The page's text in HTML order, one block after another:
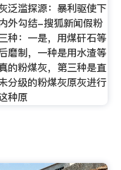
泛滥探源：暴利驱使下
外勾结-搜狐新闻假粉
种：一是，用煤矸石等
磨制，一种是用水渣等
的粉煤灰，第三种是直
分级的粉煤灰原灰进行
种原